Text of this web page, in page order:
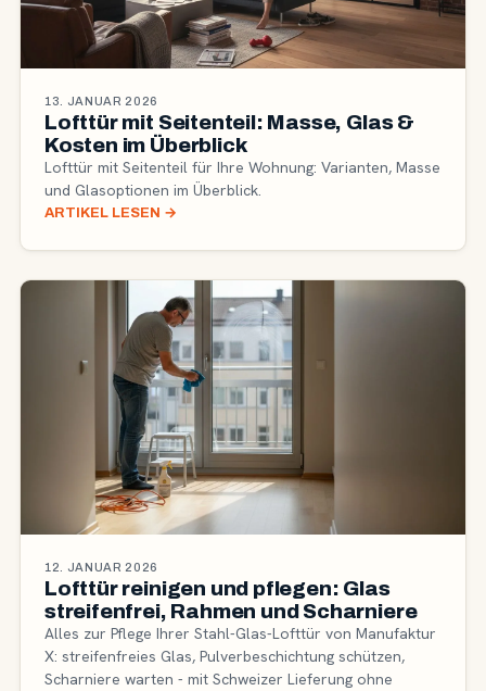
13. JANUAR 2026
Lofttür mit Seitenteil: Masse, Glas &
Kosten im Überblick
Lofttür mit Seitenteil für Ihre Wohnung: Varianten, Masse
und Glasoptionen im Überblick.
ARTIKEL LESEN →
12. JANUAR 2026
Lofttür reinigen und pflegen: Glas
streifenfrei, Rahmen und Scharniere
Alles zur Pflege Ihrer Stahl-Glas-Lofttür von Manufaktur
X: streifenfreies Glas, Pulverbeschichtung schützen,
Scharniere warten - mit Schweizer Lieferung ohne